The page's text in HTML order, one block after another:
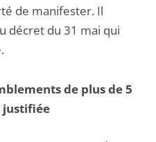
de manifester. Il
décret du 31 mai qui
de plus de 5
justifiée